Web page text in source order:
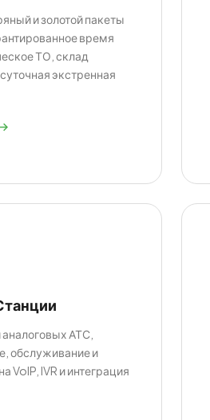
и золотой пакеты
время
ТО, склад
экстренная
АТС,
обслуживание и
VoIP, IVR и интеграция